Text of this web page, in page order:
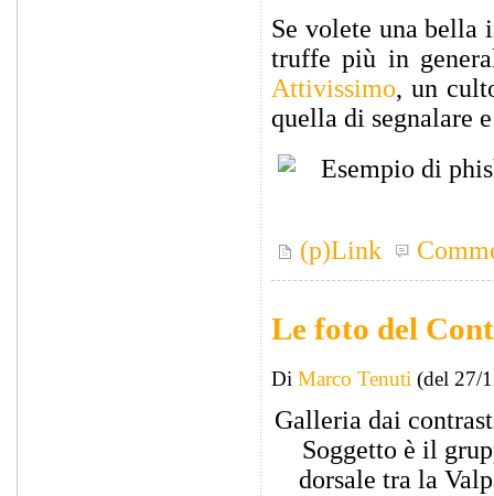
Se volete una
truffe più in
Attivissimo, un
quella di segnalare
(p)Link
Le foto del
Di Marco Tenuti (del 27/
Galleria dai
Soggetto è il
dorsale tra la